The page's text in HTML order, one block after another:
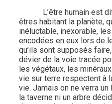
L’être humain est
êtres habitant la planète,
inéluctable, inexorable, les
encodées en eux lors de
qu’ils sont supposés
dévier de la voie tracée
les végétaux, les
vie sur terre respectent à
vie. Jamais on ne verra
la taverne ni un arbre